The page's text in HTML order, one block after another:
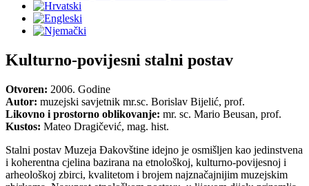
Kulturno-povijesni stalni postav
Otvoren: 2006. Godine
Autor: muzejski savjetnik mr.sc. Borislav Bijelić, prof.
Likovno i prostorno oblikovanje: mr. sc. Mario Beusan, prof.
Kustos: Mateo Dragičević, mag. hist.
Stalni postav Muzeja Đakovštine idejno je osmišljen kao jedinstvena
i koherentna cjelina bazirana na etnološkoj, kulturno-povijesnoj i
arheološkoj zbirci, kvalitetom i brojem najznačajnijim muzejskim